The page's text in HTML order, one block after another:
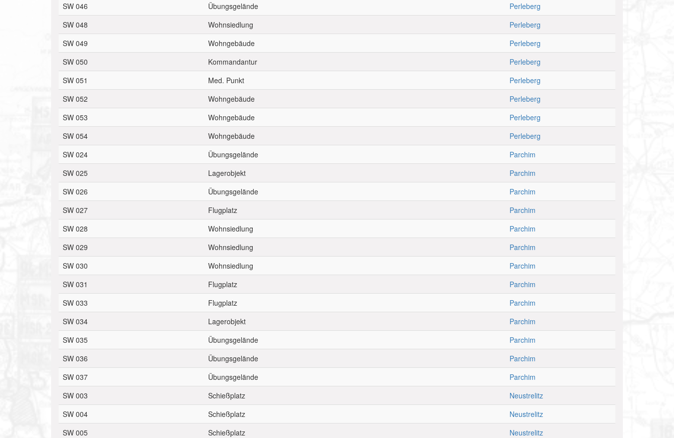
SW 046
Übungsgelände
Perleberg
SW 048
Wohnsiedlung
Perleberg
SW 049
Wohngebäude
Perleberg
SW 050
Kommandantur
Perleberg
SW 051
Med. Punkt
Perleberg
SW 052
Wohngebäude
Perleberg
SW 053
Wohngebäude
Perleberg
SW 054
Wohngebäude
Perleberg
SW 024
Übungsgelände
Parchim
SW 025
Lagerobjekt
Parchim
SW 026
Übungsgelände
Parchim
SW 027
Flugplatz
Parchim
SW 028
Wohnsiedlung
Parchim
SW 029
Wohnsiedlung
Parchim
SW 030
Wohnsiedlung
Parchim
SW 031
Flugplatz
Parchim
SW 033
Flugplatz
Parchim
SW 034
Lagerobjekt
Parchim
SW 035
Übungsgelände
Parchim
SW 036
Übungsgelände
Parchim
SW 037
Übungsgelände
Parchim
SW 003
Schießplatz
Neustrelitz
SW 004
Schießplatz
Neustrelitz
SW 005
Schießplatz
Neustrelitz